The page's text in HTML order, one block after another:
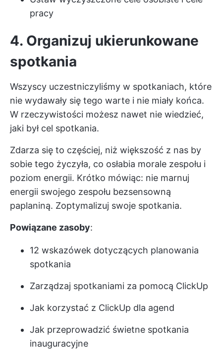
pracy
4. Organizuj ukierunkowane
spotkania
Wszyscy uczestniczyliśmy w spotkaniach, które
nie wydawały się tego warte i nie miały końca.
W rzeczywistości możesz nawet nie wiedzieć,
jaki był cel spotkania.
Zdarza się to częściej, niż większość z nas by
sobie tego życzyła, co osłabia morale zespołu i
poziom energii. Krótko mówiąc: nie marnuj
energii swojego zespołu bezsensowną
paplaniną. Zoptymalizuj swoje spotkania.
Powiązane zasoby:
12 wskazówek dotyczących planowania
spotkania
Zarządzaj spotkaniami za pomocą ClickUp
Jak korzystać z ClickUp dla agend
Jak przeprowadzić świetne spotkania
inauguracyjne